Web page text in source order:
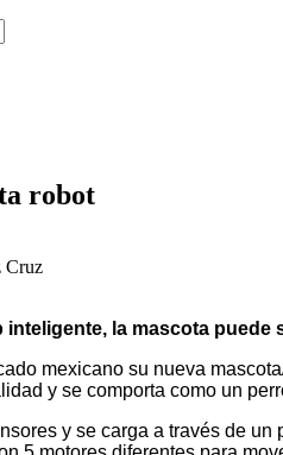
robot
Cruz
la mascota
mexicano su nueva
y se comporta como un
y se carga a través de